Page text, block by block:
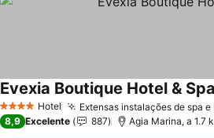
4 EstrelasHotel Extensas instalações de spa
Evexia Boutique Hotel & Spa
8,9 Excelente 887 Agia Marina, a 1.7